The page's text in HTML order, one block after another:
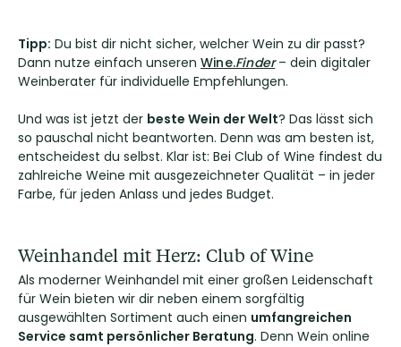
Tipp: Du bist dir nicht sicher, welcher Wein zu dir passt?
Dann nutze einfach unseren Wine.Finder– dein digitaler
Weinberater für individuelle Empfehlungen.
Und was ist jetzt der beste Wein der Welt? Das lässt sich
so pauschal nicht beantworten. Denn was am besten ist,
entscheidest du selbst. Klar ist: Bei Club of Wine findest du
zahlreiche Weine mit ausgezeichneter Qualität – in jeder
Farbe, für jeden Anlass und jedes Budget.
Weinhandel mit Herz: Club of Wine
Als moderner Weinhandel mit einer großen Leidenschaft
für Wein bieten wir dir neben einem sorgfältig
ausgewählten Sortiment auch einen umfangreichen
Service samt persönlicher Beratung. Denn Wein online